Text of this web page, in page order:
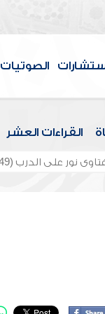
الصوتيات
القراءات العشر
نور على الدرب (149)